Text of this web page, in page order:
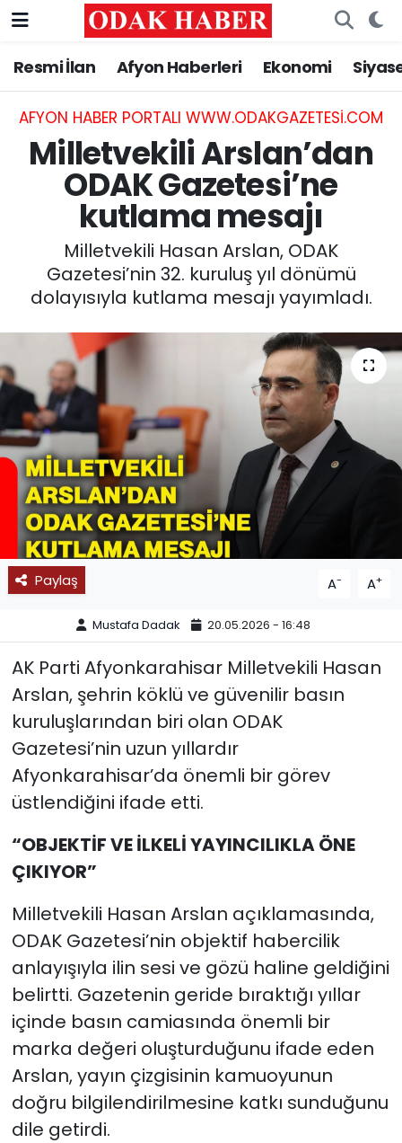
Resmi İlan Afyon Haberleri Ekonomi
AFYON HABER PORTALI WWW.ODAKGAZETESI.COM
Milletvekili Arslan’dan
ODAK Gazetesi’ne
kutlama mesajı
Milletvekili Hasan Arslan, ODAK
Gazetesi’nin 32. kuruluş yıl dönümü
dolayısıyla kutlama mesajı yayımladı.
Paylaş A- A+
Mustafa Dadak 20.05.2026 - 16:48
AK Parti Afyonkarahisar Milletvekili Hasan
Arslan, şehrin köklü ve güvenilir basın
kuruluşlarından biri olan ODAK
Gazetesi’nin uzun yıllardır
Afyonkarahisar’da önemli bir görev
üstlendiğini ifade etti.
“OBJEKTİF VE İLKELİ YAYINCILIKLA ÖNE
ÇIKIYOR”
Milletvekili Hasan Arslan açıklamasında,
ODAK Gazetesi’nin objektif habercilik
anlayışıyla ilin sesi ve gözü haline geldiğini
belirtti. Gazetenin geride bıraktığı yıllar
içinde basın camiasında önemli bir
marka değeri oluşturduğunu ifade eden
Arslan, yayın çizgisinin kamuoyunun
doğru bilgilendirilmesine katkı sunduğunu
dile getirdi.
AFYONKARAHİSAR HABERLERİ
Resmi İlan
ASAYİŞ
GÜNCEL
SİYASET
EĞİTİM
MAGAZİN
SAĞLIK
SPOR
11:11 MANŞET
Nöbetçi Eczaneler
Hava Durumu
Trafik Durumu
Süper Lig Puan Durumu ve Fikstür
Tüm Manşetler
Son Dakika Haberleri
Haber Arşivi